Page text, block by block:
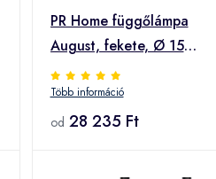
PR Home függőlámpa
August, fekete, Ø 15
cm, hullámos üveg,
hullámüveg
Több információ
od 28 235 Ft